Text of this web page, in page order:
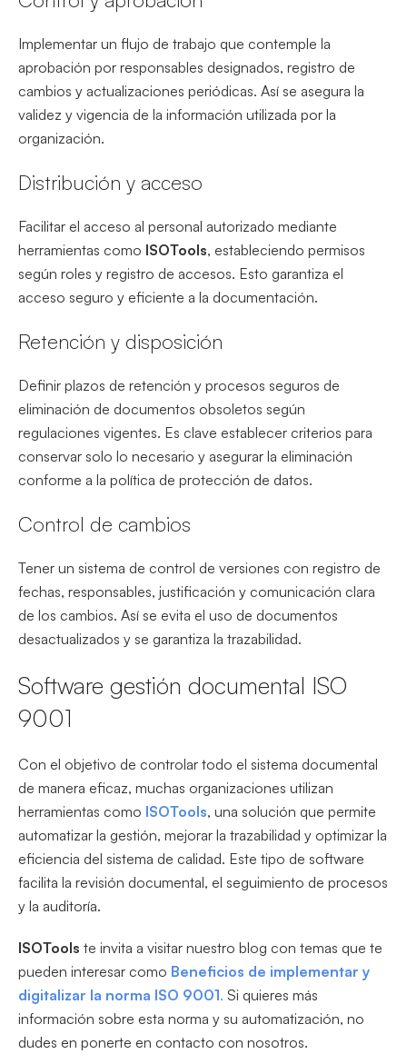
Implementar un flujo de trabajo que contemple la
aprobación por responsables designados, registro de
cambios y actualizaciones periódicas. Así se asegura la
validez y vigencia de la información utilizada por la
organización.
Distribución y acceso
Facilitar el acceso al personal autorizado mediante
herramientas como ISOTools, estableciendo permisos
según roles y registro de accesos. Esto garantiza el
acceso seguro y eficiente a la documentación.
Retención y disposición
Definir plazos de retención y procesos seguros de
eliminación de documentos obsoletos según
regulaciones vigentes. Es clave establecer criterios para
conservar solo lo necesario y asegurar la eliminación
conforme a la política de protección de datos.
Control de cambios
Tener un sistema de control de versiones con registro de
fechas, responsables, justificación y comunicación clara
de los cambios. Así se evita el uso de documentos
desactualizados y se garantiza la trazabilidad.
Software gestión documental ISO
9001
Con el objetivo de controlar todo el sistema documental
de manera eficaz, muchas organizaciones utilizan
herramientas como ISOTools, una solución que permite
automatizar la gestión, mejorar la trazabilidad y optimizar la
eficiencia del sistema de calidad. Este tipo de software
facilita la revisión documental, el seguimiento de procesos
y la auditoría.
ISOTools te invita a visitar nuestro blog con temas que te
pueden interesar como Beneficios de implementar y
digitalizar la norma ISO 9001. Si quieres más
información sobre esta norma y su automatización, no
dudes en ponerte en contacto con nosotros.